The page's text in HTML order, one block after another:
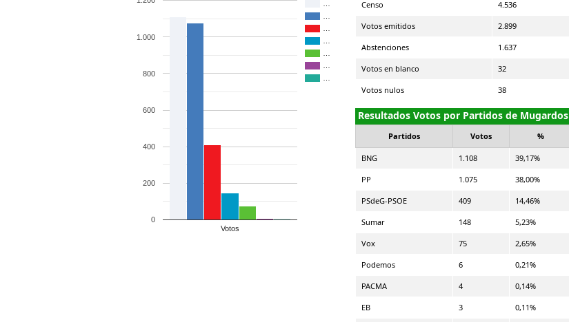
Votos
0
200
400
600
800
1.000
Censo 4.536
Votos emitidos 2.899
Abstenciones 1.637
Votos en blanco 32
Votos nulos 38
Resultados Votos por Partidos de Mugardos
Partidos Votos %
BNG 1.108 39,17%
PP 1.075 38,00%
PSdeG-PSOE 409 14,46%
Sumar 148 5,23%
Vox 75 2,65%
Podemos 6 0,21%
PACMA 4 0,14%
EB 3 0,11%